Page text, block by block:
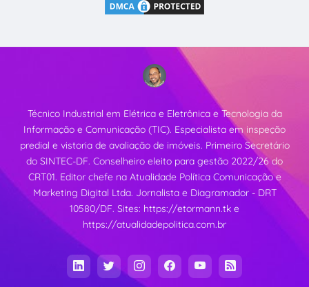
Técnico Industrial em Elétrica e Eletrônica e Tecnologia da
Informação e Comunicação (TIC). Especialista em inspeção
predial e vistoria de avaliação de imóveis. Primeiro Secretário
do SINTEC-DF. Conselheiro eleito para gestão 2022/26 do
CRT01. Editor chefe na Atualidade Política Comunicação e
Marketing Digital Ltda. Jornalista e Diagramador - DRT
10580/DF. Sites: https://etormann.tk e
https://atualidadepolitica.com.br